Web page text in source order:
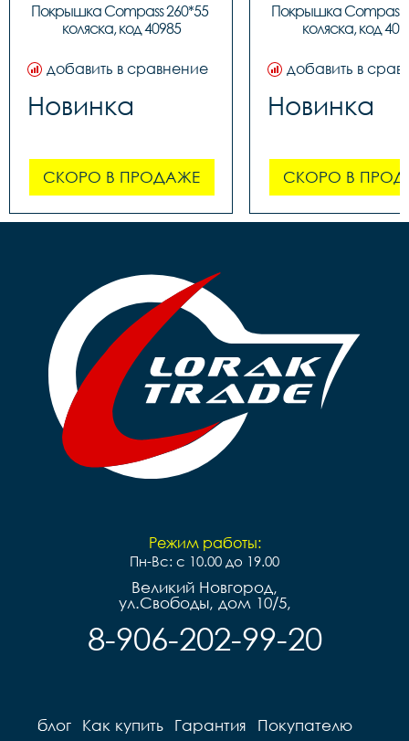
Покрышка Compass 260*55
коляска, код 40985
добавить в сравнение
Новинка
СКОРО В ПРОДАЖЕ
Покрышка Compass
коляска, код
добавить в
Новинка
СКОРО В
Режим работы:
Пн-Вс: с 10.00 до 19.00
Великий Новгород,
ул.Свободы, дом 10/5,
8-906-202-99-20
блог Как купить Гарантия
Покупателю